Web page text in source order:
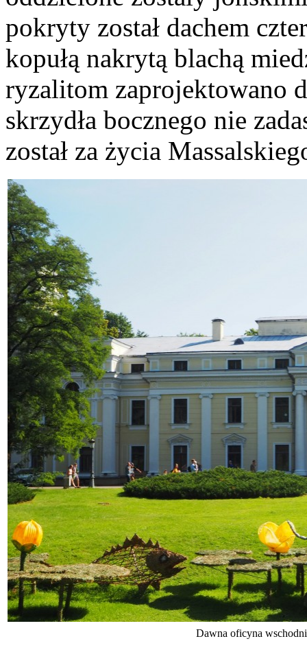
pokryty został dachem
kopułą nakrytą blachą
ryzalitom zaprojektowano
skrzydła bocznego nie
został za życia
Dawna oficyna